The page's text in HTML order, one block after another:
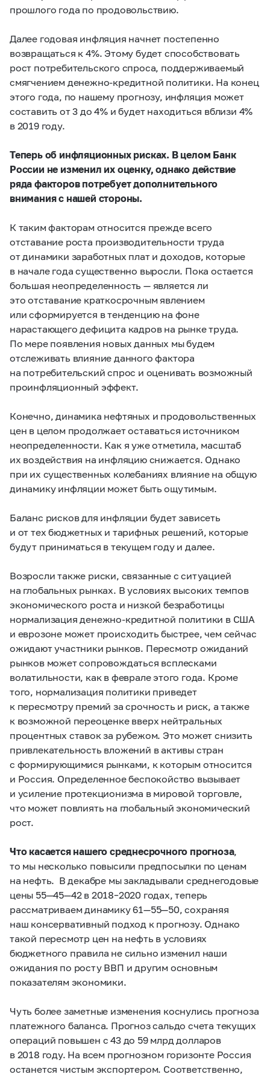
прошлого года по продовольствию.
Далее годовая инфляция начнет постепенно
возвращаться к 4%. Этому будет способствовать
рост потребительского спроса, поддерживаемый
смягчением денежно-кредитной политики. На конец
этого года, по нашему прогнозу, инфляция может
составить от 3 до 4% и будет находиться вблизи 4%
в 2019 году.
Теперь об инфляционных рисках. В целом Банк
России не изменил их оценку, однако действие
ряда факторов потребует дополнительного
внимания с нашей стороны.
К таким факторам относится прежде всего
отставание роста производительности труда
от динамики заработных плат и доходов, которые
в начале года существенно выросли. Пока остается
большая неопределенность — является ли
это отставание краткосрочным явлением
или сформируется в тенденцию на фоне
нарастающего дефицита кадров на рынке труда.
По мере появления новых данных мы будем
отслеживать влияние данного фактора
на потребительский спрос и оценивать возможный
проинфляционный эффект.
Конечно, динамика нефтяных и продовольственных
цен в целом продолжает оставаться источником
неопределенности. Как я уже отметила, масштаб
их воздействия на инфляцию снижается. Однако
при их существенных колебаниях влияние на общую
динамику инфляции может быть ощутимым.
Баланс рисков для инфляции будет зависеть
и от тех бюджетных и тарифных решений, которые
будут приниматься в текущем году и далее.
Возросли также риски, связанные с ситуацией
на глобальных рынках. В условиях высоких темпов
экономического роста и низкой безработицы
нормализация денежно-кредитной политики в США
и еврозоне может происходить быстрее, чем сейчас
ожидают участники рынков. Пересмотр ожиданий
рынков может сопровождаться всплесками
волатильности, как в феврале этого года. Кроме
того, нормализация политики приведет
к пересмотру премий за срочность и риск, а также
к возможной переоценке вверх нейтральных
процентных ставок за рубежом. Это может снизить
привлекательность вложений в активы стран
с формирующимися рынками, к которым относится
и Россия. Определенное беспокойство вызывает
и усиление протекционизма в мировой торговле,
что может повлиять на глобальный экономический
рост.
Что касается нашего среднесрочного прогноза,
то мы несколько повысили предпосылки по ценам
на нефть. В декабре мы закладывали среднегодовые
цены 55—45—42 в 2018–2020 годах, теперь
рассматриваем динамику 61—55—50, сохраняя
наш консервативный подход к прогнозу. Однако
такой пересмотр цен на нефть в условиях
бюджетного правила не сильно изменил наши
ожидания по росту ВВП и другим основным
показателям экономики.
Чуть более заметные изменения коснулись прогноза
платежного баланса. Прогноз сальдо счета текущих
операций повышен с 43 до 59 млрд долларов
в 2018 году. На всем прогнозном горизонте Россия
останется чистым экспортером. Соответственно,